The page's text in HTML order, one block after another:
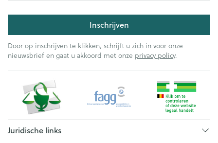
Inschrijven
Door op inschrijven te klikken, schrijft u zich in voor onze
nieuwsbrief en gaat u akkoord met onze privacy policy.
Juridische links